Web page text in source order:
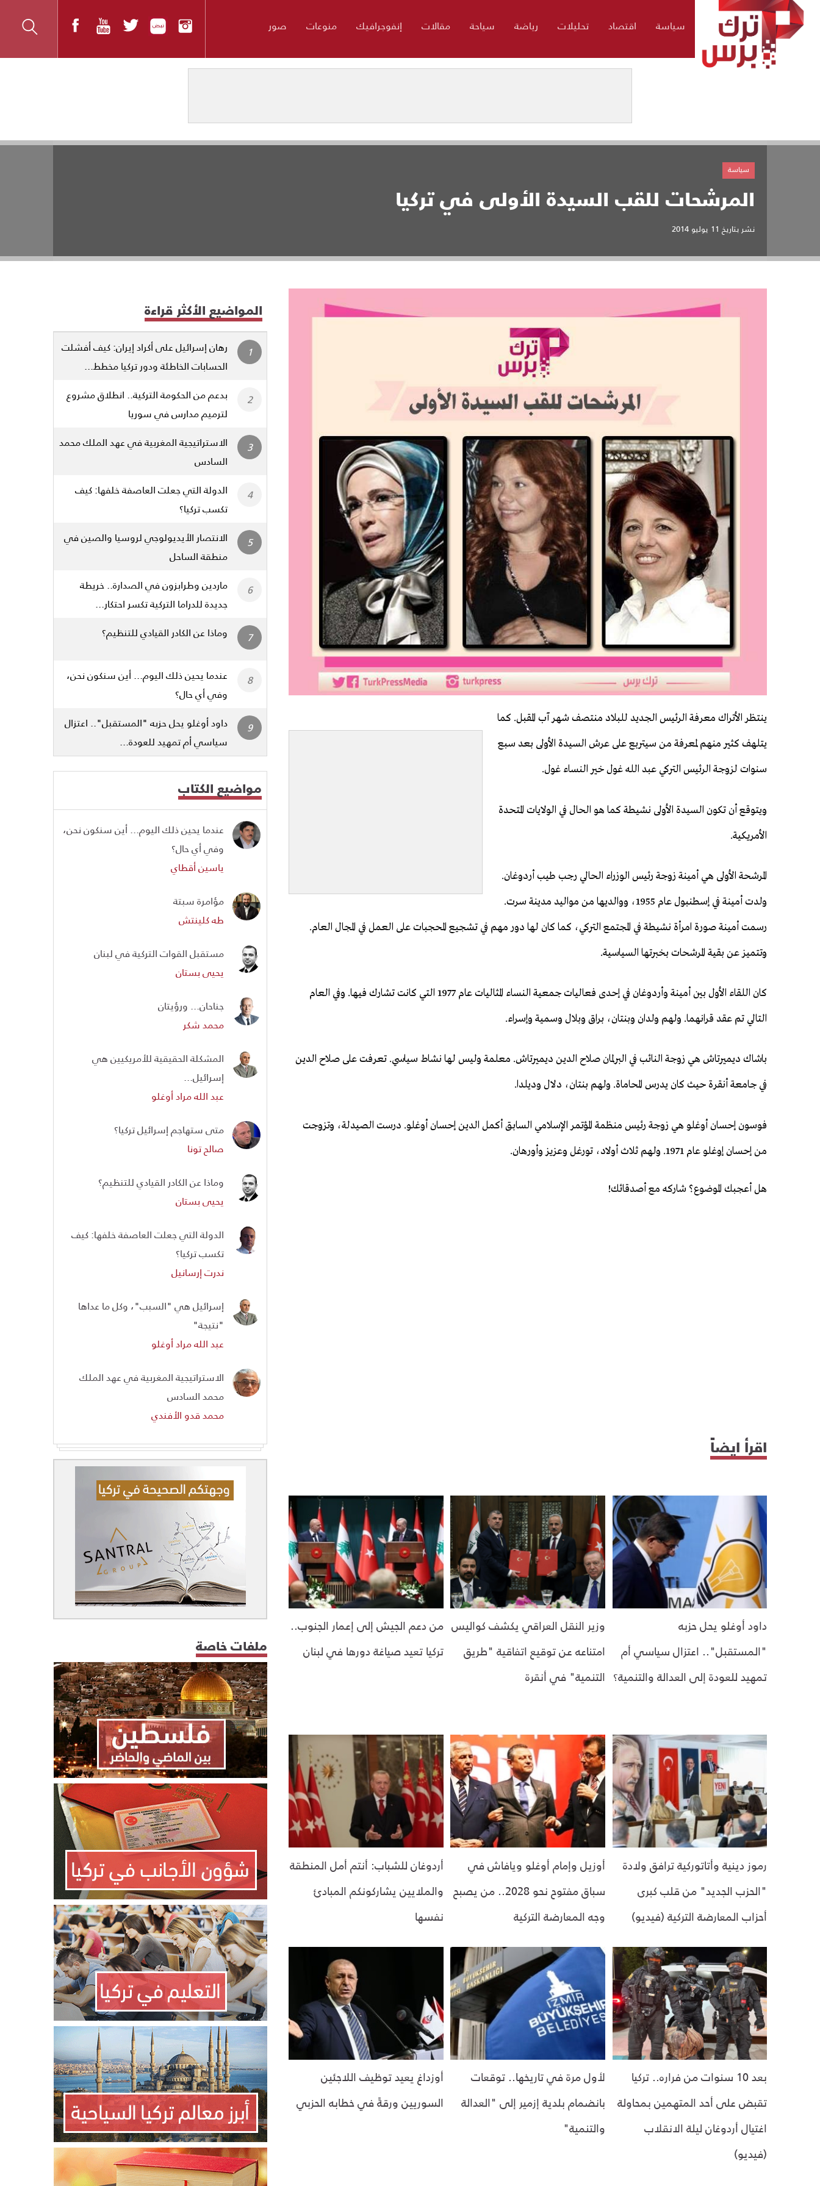
سياسة اقتصاد تحليلات رياضة سياحة مقالات إنفوجرافيك منوعات صور
المرشحات للقب السيدة الأولى في تركيا
نشر بتاريخ 11 يوليو 2014
سياسة
ينتظر الأتراك معرفة الرئيس الجديد للبلاد منتصف شهر آب المقبل. كما
يتلهف كثير منهم لمعرفة من سيتربع على عرش السيدة الأولى بعد سبع
سنوات لزوجة الرئيس التركي عبد الله غول خير النساء غول.
ويتوقع أن تكون السيدة الأولى نشيطة كما هو الحال في الولايات المتحدة
الأمريكية.
المرشحة الأولى هي أمينة زوجة رئيس الوزراء الحالي رجب طيب أردوغان.
ولدت أمينة في إسطنبول عام 1955، ووالديها من مواليد مدينة سرت.
رسمت أمينة صورة امرأة نشيطة في المجتمع التركي، كما كان لها دور مهم في تشجيع المحجبات على العمل في المجال العام.
وتتميز عن بقية المرشحات بخبرتها السياسية.
كان اللقاء الأول بين أمينة وأردوغان في إحدى فعاليات جمعية النساء المثاليات عام 1977 التي كانت تشارك فيها. وفي العام
التالي تم عقد قرانهما. ولهم ولدان وبنتان، براق وبلال وسمية وإسراء.
باشاك ديميرتاش هي زوجة النائب في البرلمان صلاح الدين ديميرتاش. معلمة وليس لها نشاط سياسي. تعرفت على صلاح الدين
في جامعة أنقرة حيث كان يدرس المحاماة. ولهم بنتان، دلال وديلدا.
فوسون إحسان أوغلو هي زوجة رئيس منظمة المؤتمر الإسلامي السابق أكمل الدين إحسان أوغلو. درست الصيدلة، وتزوجت
من إحسان إوغلو عام 1971. ولهم ثلاث أولاد، تورغل وعزيز وأورهان.
هل أعجبك الموضوع؟ شاركه مع أصدقائك!
اقرأ ايضاً
داود أوغلو يحل حزبه
"المستقبل".. اعتزال سياسي أم
تمهيد للعودة إلى العدالة والتنمية؟
وزير النقل العراقي يكشف كواليس
امتناعه عن توقيع اتفاقية "طريق
التنمية" في أنقرة
من دعم الجيش إلى إعمار الجنوب..
تركيا تعيد صياغة دورها في لبنان
رموز دينية وأتاتوركية ترافق ولادة
"الحزب الجديد" من قلب كبرى
أحزاب المعارضة التركية (فيديو)
أوزيل وإمام أوغلو ويافاش في
سباق مفتوح نحو 2028.. من يصبح
وجه المعارضة التركية
أردوغان للشباب: أنتم أمل المنطقة
والملايين يشاركونكم المبادئ
نفسها
بعد 10 سنوات من فراره.. تركيا
تقبض على أحد المتهمين بمحاولة
اغتيال أردوغان ليلة الانقلاب
(فيديو)
لأول مرة في تاريخها.. توقعات
بانضمام بلدية إزمير إلى "العدالة
والتنمية"
أوزداغ يعيد توظيف اللاجئين
السوريين ورقةً في خطابه الحزبي
المواضيع الأكثر قراءة
رهان إسرائيل على أكراد إيران: كيف أفشلت
الحسابات الخاطئة ودور تركيا مخطط...
بدعم من الحكومة التركية.. انطلاق مشروع
لترميم مدارس في سوريا
الاستراتيجية المغربية في عهد الملك محمد
السادس
الدولة التي جعلت العاصفة خلفها: كيف
تكسب تركيا؟
الانتصار الأيديولوجي لروسيا والصين في
منطقة الساحل
ماردين وطرابزون في الصدارة.. خريطة
جديدة للدراما التركية تكسر احتكار...
وماذا عن الكادر القيادي للتنظيم؟
عندما يحين ذلك اليوم... أين سنكون نحن،
وفي أي حال؟
داود أوغلو يحل حزبه "المستقبل".. اعتزال
سياسي أم تمهيد للعودة...
مواضيع الكتاب
عندما يحين ذلك اليوم... أين سنكون نحن،
وفي أي حال؟
ياسين أقطاي
مؤامرة سبتة
طه كلينتش
مستقبل القوات التركية في لبنان
يحيى بستان
جناحان... ورؤيتان
محمد شكر
المشكلة الحقيقية للأمريكيين هي
إسرائيل...
عبد الله مراد أوغلو
متى ستهاجم إسرائيل تركيا؟
صالح تونا
وماذا عن الكادر القيادي للتنظيم؟
يحيى بستان
الدولة التي جعلت العاصفة خلفها: كيف
تكسب تركيا؟
ندرت إرسانيل
إسرائيل هي "السبب"، وكل ما عداها
"نتيجة"
عبد الله مراد أوغلو
الاستراتيجية المغربية في عهد الملك
محمد السادس
محمد قدو الأفندي
ملفات خاصة